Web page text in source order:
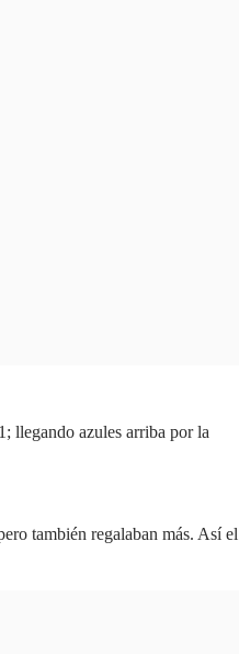
llegando azules arriba por la
también regalaban más. Así el